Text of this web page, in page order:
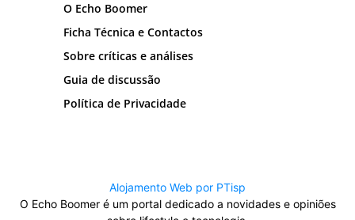
O Echo Boomer
Ficha Técnica e Contactos
Sobre críticas e análises
Guia de discussão
Política de Privacidade
Alojamento Web por PTisp
O Echo Boomer é um portal dedicado a novidades e opiniões